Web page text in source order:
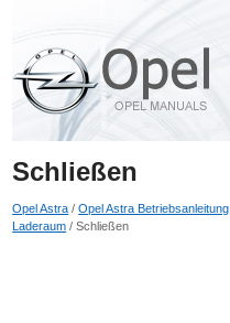
Schließen
Opel Astra /Opel Astra Betriebsanleitung
Laderaum / Schließen